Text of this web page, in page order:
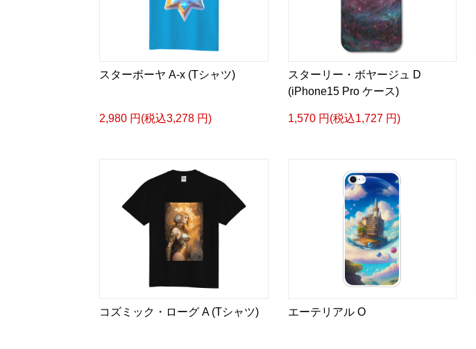
スターボーヤ A-x (Tシャツ)
2,980 円(税込3,278 円)
スターリー・ボヤージュ D
(iPhone15 Pro ケース)
1,570 円(税込1,727 円)
コズミック・ローグ A (Tシャツ) エーテリアル O